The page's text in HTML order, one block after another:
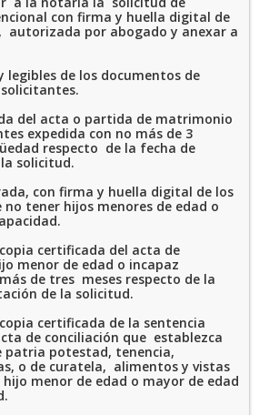
con firma y huella digital de
autorizada por abogado y anexar a
legibles de los documentos de
del acta o partida de matrimonio
expedida con no más de 3
respecto de la fecha de
solicitud.
con firma y huella digital de los
tener hijos menores de edad o
certificada del acta de
menor de edad o incapaz
de tres meses respecto de la
de la solicitud.
certificada de la sentencia
de conciliación que establezca
patria potestad, tenencia,
o de curatela, alimentos y vistas
menor de edad o mayor de edad